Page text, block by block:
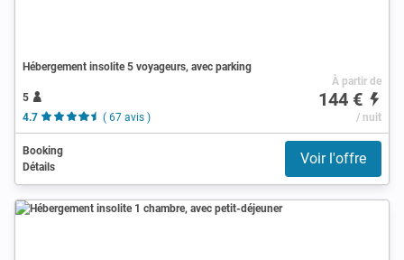
Hébergement insolite 5 voyageurs, avec parking
5
4.7
( 67 avis )
À partir de
144 €
/ nuit
Booking
Détails
Voir l'offre